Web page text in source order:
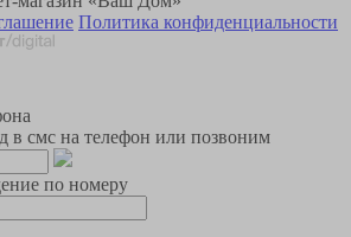
Политика конфиденциальности
в смс на телефон или позвоним
по номеру